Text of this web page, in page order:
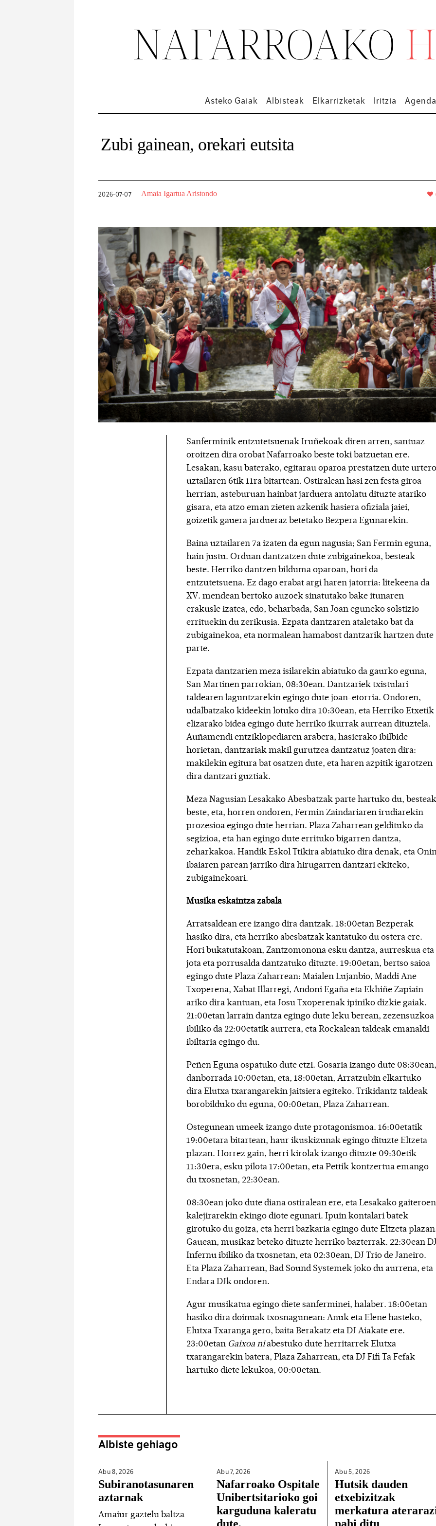
NAFARROAKO
Asteko Gaiak Albisteak Elkarrizketak Iritzia
Zubi gainean, orekari eutsita
2026-07-07 Amaia Igartua Aristondo
Sanferminik entzutetsuenak Iruñekoak diren arren, santuaz
oroitzen dira orobat Nafarroako beste toki batzuetan ere.
Lesakan, kasu baterako, egitarau oparoa prestatzen dute urtero
uztailaren 6tik 11ra bitartean. Ostiralean hasi zen festa giroa
herrian, asteburuan hainbat jarduera antolatu dituzte atariko
gisara, eta atzo eman zieten azkenik hasiera ofiziala jaiei,
goizetik gauera jardueraz betetako Bezpera Egunarekin.
Baina uztailaren 7a izaten da egun nagusia; San Fermin eguna,
hain justu. Orduan dantzatzen dute zubigainekoa, besteak
beste. Herriko dantzen bilduma oparoan, hori da
entzutetsuena. Ez dago erabat argi haren jatorria: litekeena da
XV. mendean bertoko auzoek sinatutako bake itunaren
erakusle izatea, edo, beharbada, San Joan eguneko solstizio
errituekin du zerikusia. Ezpata dantzaren ataletako bat da
zubigainekoa, eta normalean hamabost dantzarik hartzen dute
parte.
Ezpata dantzarien meza isilarekin abiatuko da gaurko eguna,
San Martinen parrokian, 08:30ean. Dantzariek txistulari
taldearen laguntzarekin egingo dute joan-etorria. Ondoren,
udalbatzako kideekin lotuko dira 10:30ean, eta Herriko Etxetik
elizarako bidea egingo dute herriko ikurrak aurrean dituztela.
Auñamendi entziklopediaren arabera, hasierako ibilbide
horietan, dantzariak makil gurutzea dantzatuz joaten dira:
makilekin egitura bat osatzen dute, eta haren azpitik igarotzen
dira dantzari guztiak.
Meza Nagusian Lesakako Abesbatzak parte hartuko du, besteak
beste, eta, horren ondoren, Fermin Zaindariaren irudiarekin
prozesioa egingo dute herrian. Plaza Zaharrean geldituko da
segizioa, eta han egingo dute errituko bigarren dantza,
zeharkakoa. Handik Eskol Ttikira abiatuko dira denak, eta
ibaiaren parean jarriko dira hirugarren dantzari ekiteko,
zubigainekoari.
Musika eskaintza zabala
Arratsaldean ere izango dira dantzak. 18:00etan Bezperak
hasiko dira, eta herriko abesbatzak kantatuko du ostera ere.
Hori bukatutakoan, Zantzomonona esku dantza, aurreskua eta
jota eta porrusalda dantzatuko dituzte. 19:00etan, bertso saioa
egingo dute Plaza Zaharrean: Maialen Lujanbio, Maddi Ane
Txoperena, Xabat Illarregi, Andoni Egaña eta Ekhiñe Zapiain
ariko dira kantuan, eta Josu Txoperenak ipiniko dizkie gaiak.
21:00etan larrain dantza egingo dute leku berean, zezensuzkoa
ibiliko da 22:00etatik aurrera, eta Rockalean taldeak emanaldi
ibiltaria egingo du.
Peñen Eguna ospatuko dute etzi. Gosaria izango dute 08:30ean,
danborrada 10:00etan, eta, 18:00etan, Arratzubin elkartuko
dira Elutxa txarangarekin jaitsiera egiteko. Trikidantz taldeak
borobilduko du eguna, 00:00etan, Plaza Zaharrean.
Ostegunean umeek izango dute protagonismoa. 16:00etatik
19:00etara bitartean, haur ikuskizunak egingo dituzte Eltzeta
plazan. Horrez gain, herri kirolak izango dituzte 09:30etik
11:30era, esku pilota 17:00etan, eta Pettik kontzertua emango
du txosnetan, 22:30ean.
08:30ean joko dute diana ostiralean ere, eta Lesakako gaiteroen
kalejirarekin ekingo diote egunari. Ipuin kontalari batek
girotuko du goiza, eta herri bazkaria egingo dute Eltzeta
Gauean, musikaz beteko dituzte herriko bazterrak. 22:30ean
Infernu ibiliko da txosnetan, eta 02:30ean, DJ Trio de Janeiro.
Eta Plaza Zaharrean, Bad Sound Systemek joko du aurrena, eta
Endara DJk ondoren.
Agur musikatua egingo diete sanferminei, halaber. 18:00etan
hasiko dira doinuak txosnagunean: Anuk eta Elene hasteko,
Elutxa Txaranga gero, baita Berakatz eta DJ Aiakate ere.
23:00etan Gaixoa niabestuko dute herritarrek Elutxa
txarangarekin batera, Plaza Zaharrean, eta DJ Fifi Ta Fefak
hartuko diete lekukoa, 00:00etan.
Albiste gehiago
Abu 8,2026
Subiranotasunaren
aztarnak
Amaiur gaztelu baltza
Abu 7,2026
Nafarroako Ospitale
Unibertsitarioko goi
karguduna kaleratu
Abu 5,2026
Hutsik dauden
etxebizitzak
merkatura